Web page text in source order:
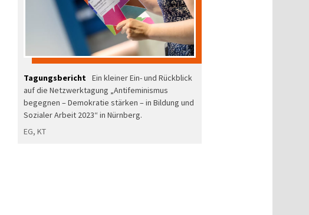
Tagungsbericht
Ein kleiner Ein- und Rückblick
auf die Netzwerktagung „Antifeminismus
begegnen – Demokratie stärken – in Bildung und
Sozialer Arbeit 2023“ in Nürnberg.
EG, KT